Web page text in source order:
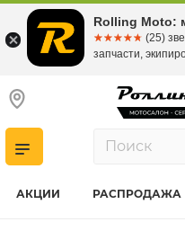
АКЦИИ РАСПРОДАЖА
Rolling Moto:
☆☆☆☆☆
★★★★★ (25)
запчасти,